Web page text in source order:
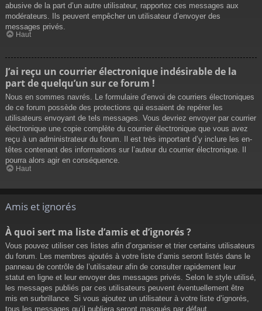
abusive de la part d’un autre utilisateur, rapportez ces messages aux
modérateurs. Ils peuvent empêcher un utilisateur d’envoyer des
messages privés.
Haut
J’ai reçu un courrier électronique indésirable de la
part de quelqu’un sur ce forum !
Nous en sommes navrés. Le formulaire d’envoi de courriers électroniques
de ce forum possède des protections qui essaient de repérer les
utilisateurs envoyant de tels messages. Vous devriez envoyer par courrier
électronique une copie complète du courrier électronique que vous avez
reçu à un administrateur du forum. Il est très important d’y inclure les en-
têtes contenant des informations sur l’auteur du courrier électronique. Il
pourra alors agir en conséquence.
Haut
Amis et ignorés
À quoi sert ma liste d’amis et d’ignorés ?
Vous pouvez utiliser ces listes afin d’organiser et trier certains utilisateurs
du forum. Les membres ajoutés à votre liste d’amis seront listés dans le
panneau de contrôle de l’utilisateur afin de consulter rapidement leur
statut en ligne et leur envoyer des messages privés. Selon le style utilisé,
les messages publiés par ces utilisateurs peuvent éventuellement être
mis en surbrillance. Si vous ajoutez un utilisateur à votre liste d’ignorés,
tous les messages qu’il publiera seront masqués par défaut.